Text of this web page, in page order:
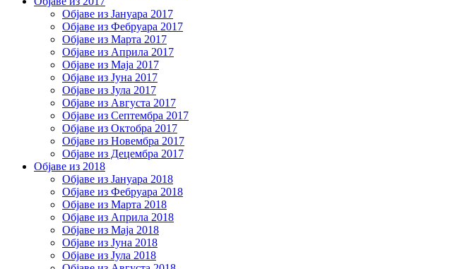
Објаве из Јануара 2017
Објаве из Фебруара 2017
Објаве из Марта 2017
Објаве из Априла 2017
Објаве из Маја 2017
Објаве из Јуна 2017
Објаве из Јула 2017
Објаве из Августа 2017
Објаве из Септембра 2017
Објаве из Октобра 2017
Објаве из Новембра 2017
Објаве из Децембра 2017
Објаве из 2018
Објаве из Јануара 2018
Објаве из Фебруара 2018
Објаве из Марта 2018
Објаве из Априла 2018
Објаве из Маја 2018
Објаве из Јуна 2018
Објаве из Јула 2018